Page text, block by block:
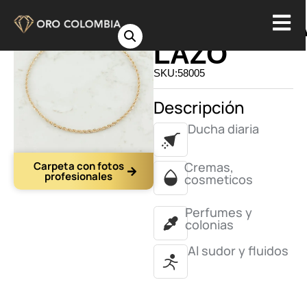
Carpeta con fotos
profesionales
LAZO
SKU:58005
Descripción
Ducha diaria
Cremas,
cosmeticos
Perfumes y
colonias
Al sudor y fluidos